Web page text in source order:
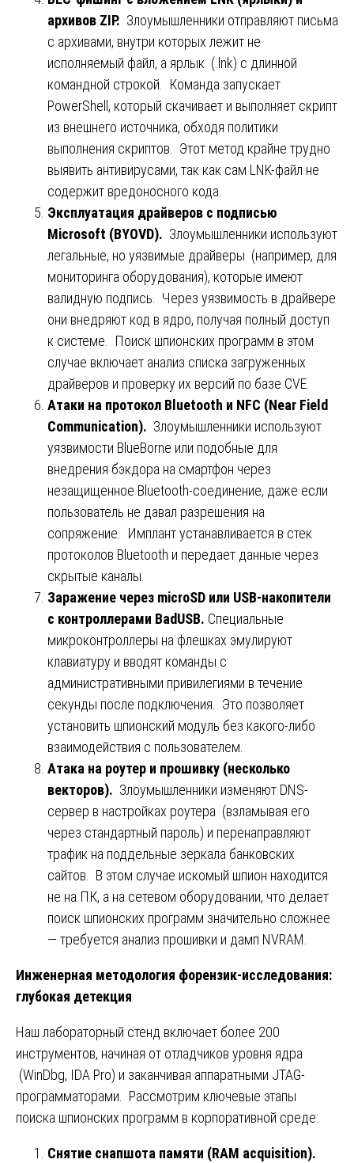
архивов ZIP. Злоумышленники отправляют письма
с архивами, внутри которых лежит не
исполняемый файл, а ярлык (.lnk) с длинной
командной строкой. Команда запускает
PowerShell, который скачивает и выполняет скрипт
из внешнего источника, обходя политики
выполнения скриптов. Этот метод крайне трудно
выявить антивирусами, так как сам LNK-файл не
содержит вредоносного кода.
Эксплуатация драйверов с подписью
Microsoft (BYOVD). Злоумышленники используют
легальные, но уязвимые драйверы (например, для
мониторинга оборудования), которые имеют
валидную подпись. Через уязвимость в драйвере
они внедряют код в ядро, получая полный доступ
к системе. Поиск шпионских программ в этом
случае включает анализ списка загруженных
драйверов и проверку их версий по базе CVE.
Атаки на протокол Bluetooth и NFC (Near Field
Communication). Злоумышленники используют
уязвимости BlueBorne или подобные для
внедрения бэкдора на смартфон через
незащищенное Bluetooth-соединение, даже если
пользователь не давал разрешения на
сопряжение. Имплант устанавливается в стек
протоколов Bluetooth и передает данные через
скрытые каналы.
Заражение через microSD или USB-накопители
с контроллерами BadUSB. Специальные
микроконтроллеры на флешках эмулируют
клавиатуру и вводят команды с
административными привилегиями в течение
секунды после подключения. Это позволяет
установить шпионский модуль без какого-либо
взаимодействия с пользователем.
Атака на роутер и прошивку (несколько
векторов). Злоумышленники изменяют DNS-
сервер в настройках роутера (взламывая его
через стандартный пароль) и перенаправляют
трафик на поддельные зеркала банковских
сайтов. В этом случае искомый шпион находится
не на ПК, а на сетевом оборудовании, что делает
поиск шпионских программ значительно сложнее
— требуется анализ прошивки и дамп NVRAM.
Инженерная методология форензик-исследования:
глубокая детекция
Наш лабораторный стенд включает более 200
инструментов, начиная от отладчиков уровня ядра
(WinDbg, IDA Pro) и заканчивая аппаратными JTAG-
программаторами. Рассмотрим ключевые этапы
поиска шпионских программ в корпоративной среде:
Снятие снапшота памяти (RAM acquisition).